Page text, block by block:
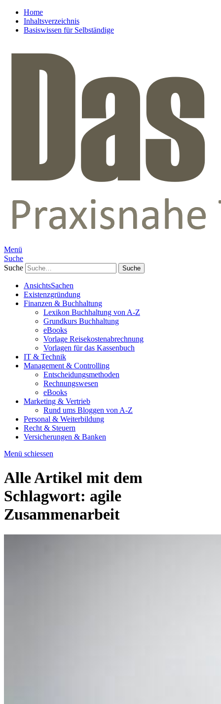
Home
Inhaltsverzeichnis
Basiswissen für Selbständige
Menü
Suche
Suche
AnsichtsSachen
Existenzgründung
Finanzen & Buchhaltung
Lexikon Buchhaltung von A-Z
Grundkurs Buchhaltung
eBooks
Vorlage Reisekostenabrechnung
Vorlagen für das Kassenbuch
IT & Technik
Management & Controlling
Entscheidungsmethoden
Rechnungswesen
eBooks
Marketing & Vertrieb
Rund ums Bloggen von A-Z
Personal & Weiterbildung
Recht & Steuern
Versicherungen & Banken
Menü schiessen
Alle Artikel mit dem
Schlagwort: agile
Zusammenarbeit